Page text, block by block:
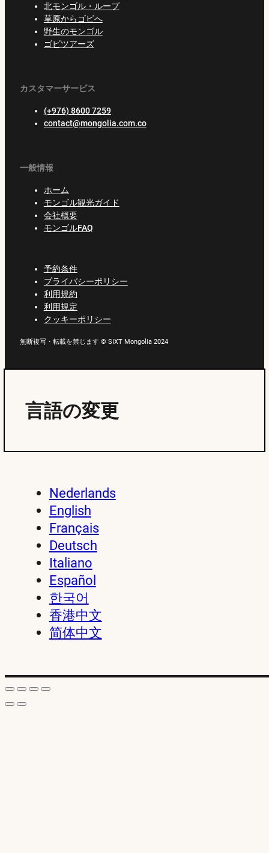
北モンゴル・ループ
草原からゴビへ
野生のモンゴル
ゴビツアーズ
カスタマーサービス
(+976) 8600 7259
contact@mongolia.com.co
一般情報
ホーム
モンゴル観光ガイド
会社概要
モンゴルFAQ
予約条件
プライバシーポリシー
利用規約
利用規定
クッキーポリシー
無断複写・転載を禁じます © SIXT Mongolia 2024
言語の変更
Nederlands
English
Français
Deutsch
Italiano
Español
한국어
香港中文
简体中文